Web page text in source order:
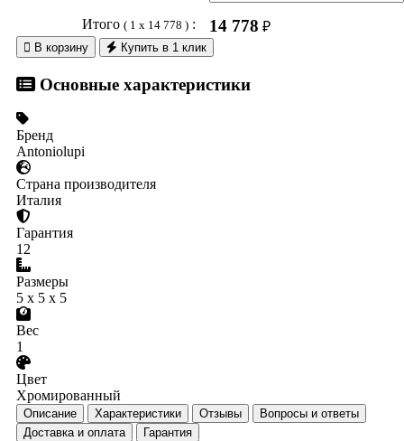
Итого ( 1 x 14 778 ): 14 778 ₽
 В корзину Купить в 1 клик
Основные характеристики
Бренд
Antoniolupi
Страна производителя
Италия
Гарантия
12
Размеры
5 x 5 x 5
Вес
1
Цвет
Хромированный
Описание Характеристики Отзывы
Вопросы и ответы
Доставка и оплата
Гарантия